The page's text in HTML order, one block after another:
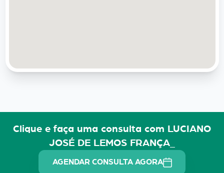
Clique e faça uma consulta com LUCIANO
JOSÉ DE LEMOS FRANÇA_
AGENDAR CONSULTA AGORA